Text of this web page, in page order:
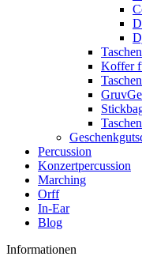
Koffer
Percussion
Konzertpercussion
Marching
Orff
In-Ear
Blog
Informationen